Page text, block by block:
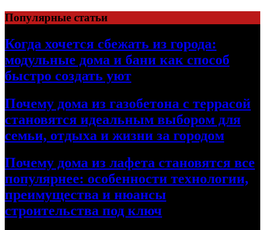
Перейти
к
содержимому
Популярные статьи
Когда хочется сбежать из города:
модульные дома и бани как способ
быстро создать уют
Почему дома из газобетона с террасой
становятся идеальным выбором для
семьи, отдыха и жизни за городом
Почему дома из лафета становятся все
популярнее: особенности технологии,
преимущества и нюансы
строительства под ключ